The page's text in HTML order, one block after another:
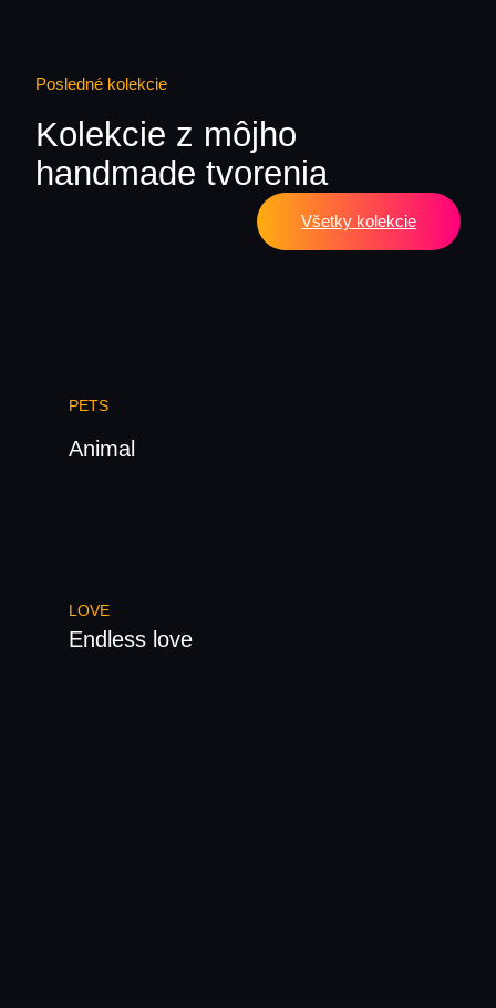
Posledné kolekcie
Kolekcie z môjho
handmade tvorenia
Všetky kolekcie
PETS
Animal
LOVE
Endless love